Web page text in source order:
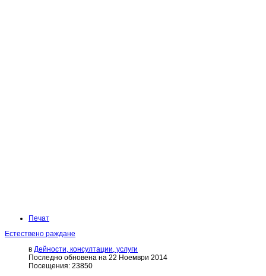
Печат
Естествено раждане
в Дейности, консултации, услуги
Последно обновена на 22 Ноември 2014
Посещения: 23850